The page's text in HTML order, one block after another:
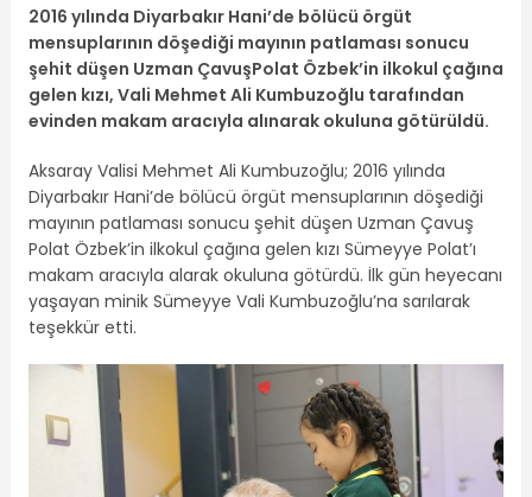
2016 yılında Diyarbakır Hani’de bölücü örgüt
mensuplarının döşediği mayının patlaması sonucu
şehit düşen Uzman ÇavuşPolat Özbek’in ilkokul çağına
gelen kızı, Vali Mehmet Ali Kumbuzoğlu tarafından
evinden makam aracıyla alınarak okuluna götürüldü.
Aksaray Valisi Mehmet Ali Kumbuzoğlu; 2016 yılında
Diyarbakır Hani’de bölücü örgüt mensuplarının döşediği
mayının patlaması sonucu şehit düşen Uzman Çavuş
Polat Özbek’in ilkokul çağına gelen kızı Sümeyye Polat’ı
makam aracıyla alarak okuluna götürdü. İlk gün heyecanı
yaşayan minik Sümeyye Vali Kumbuzoğlu’na sarılarak
teşekkür etti.